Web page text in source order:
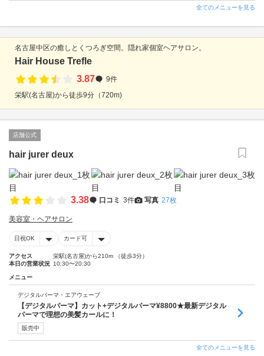
全てのメニューを見る
名古屋中区の癒しとくつろぎ空間。隠れ家個室ヘアサロン。
Hair House Trefle
3.87
9件
栄駅(名古屋)から徒歩9分（720m)
店舗公式
hair jurer deux
3.38 口コミ 3件 写真 27枚
美容室・ヘアサロン
日祝OK カード可
アクセス
栄駅(名古屋)から210m （徒歩3分）
本日の営業状況 10:30〜20:30
メニュー
デジタルパーマ・エアウェーブ
【デジタルパーマ】カット+デジタルパーマ¥8800★最新デジタル
パーマで理想の美髪カールに！
販売中
全てのメニューを見る